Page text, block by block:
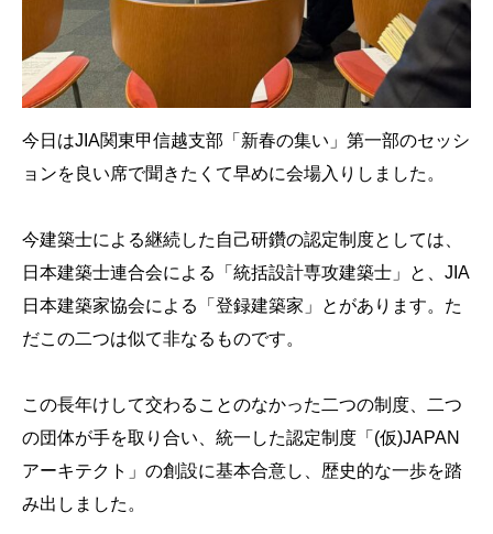
今日はJIA関東甲信越支部「新春の集い」第一部のセッシ
ョンを良い席で聞きたくて早めに会場入りしました。
今建築士による継続した自己研鑽の認定制度としては、
日本建築士連合会による「統括設計専攻建築士」と、JIA
日本建築家協会による「登録建築家」とがあります。た
だこの二つは似て非なるものです。
この長年けして交わることのなかった二つの制度、二つ
の団体が手を取り合い、統一した認定制度「(仮)JAPAN
アーキテクト」の創設に基本合意し、歴史的な一歩を踏
み出しました。